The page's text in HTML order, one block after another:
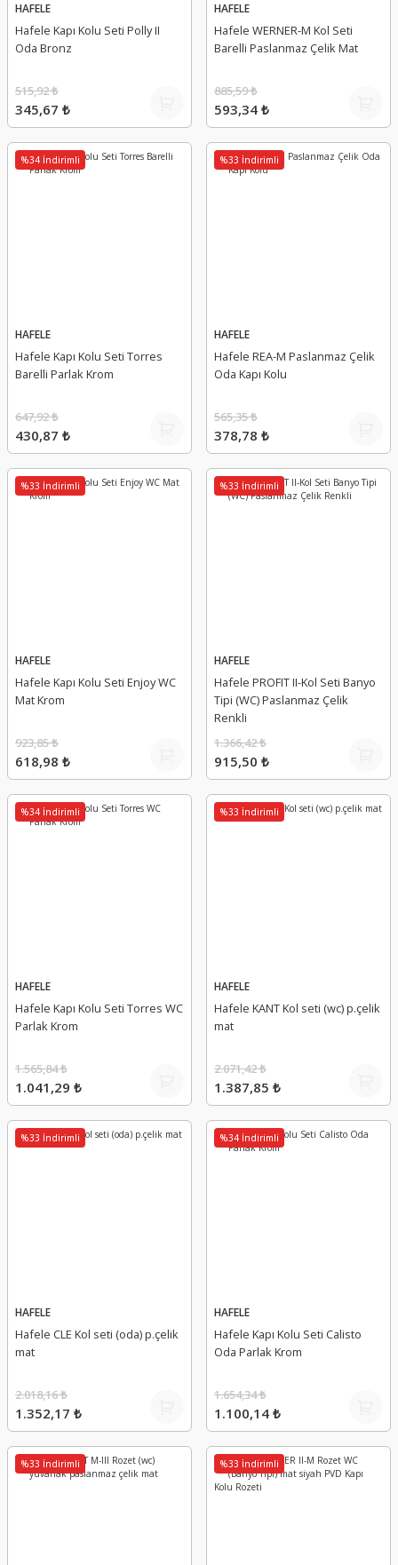
HAFELE
Hafele Kapı Kolu Seti Polly II
Oda Bronz
345,67 ₺
515,92 ₺
HAFELE
Hafele WERNER-M Kol Seti
Barelli Paslanmaz Çelik Mat
593,34 ₺
885,59 ₺
%34 İndirimli
HAFELE
Hafele Kapı Kolu Seti Torres
Barelli Parlak Krom
430,87 ₺
647,92 ₺
%33 İndirimli
HAFELE
Hafele REA-M Paslanmaz Çelik
Oda Kapı Kolu
378,78 ₺
565,35 ₺
%33 İndirimli
HAFELE
Hafele Kapı Kolu Seti Enjoy WC
Mat Krom
618,98 ₺
923,85 ₺
%33 İndirimli
HAFELE
Hafele PROFIT II-Kol Seti Banyo
Tipi (WC) Paslanmaz Çelik
Renkli
915,50 ₺
1.366,42 ₺
%34 İndirimli
HAFELE
Hafele Kapı Kolu Seti Torres WC
Parlak Krom
1.041,29 ₺
1.565,84 ₺
%33 İndirimli
HAFELE
Hafele KANT Kol seti (wc) p.çelik
mat
1.387,85 ₺
2.071,42 ₺
%33 İndirimli
HAFELE
Hafele CLE Kol seti (oda) p.çelik
mat
1.352,17 ₺
2.018,16 ₺
%34 İndirimli
HAFELE
Hafele Kapı Kolu Seti Calisto
Oda Parlak Krom
1.100,14 ₺
1.654,34 ₺
%33 İndirimli %33 İndirimli